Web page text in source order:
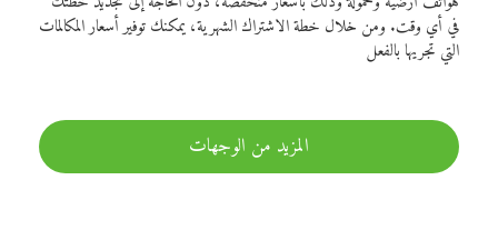
في أي وقت. ومن خلال خطة الاشتراك الشهرية، يمكنك توفير أسعار المكالمات
التي تجريها بالفعل
المزيد من الوجهات